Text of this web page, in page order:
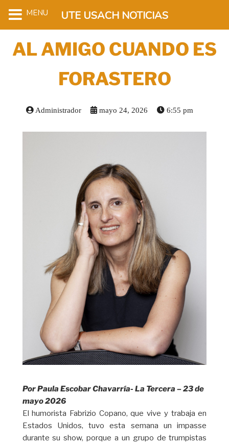
AL AMIGO CUANDO ES
FORASTERO
Administrador mayo 24, 2026 6:55 pm
Por Paula Escobar Chavarría- La Tercera – 23 de
mayo 2026
El humorista Fabrizio Copano, que vive y trabaja en
Estados Unidos, tuvo esta semana un impasse
durante su show, porque a un grupo de trumpistas
MENU UTE USACH NOTICIAS